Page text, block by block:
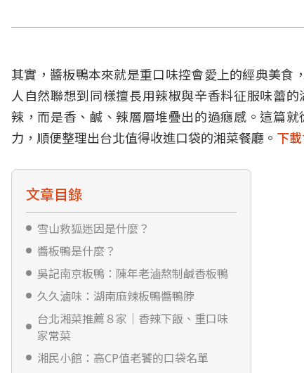
其實，醬板鴨本來就是重口味控會愛上的經典美
人自然聯想到同樣擅長用辣椒與辛香料征服味蕾
辣，而是香、鹹、辣層層堆疊出的過癮感。這篇
力，順便整理出台北值得收進口袋的湘菜餐廳。 下
文章目錄
雪山救狐迷因是什麼？
醬板鴨是什麼？
吳記南京板鴨：陳年老滷熬制鹹香板鴨
久久滷味：湖南麻辣板鴨醬鴨脖
台北湘菜推薦８家｜香辣下飯、重口味
家常菜
湘民小館：高CP值老饕的口袋名單